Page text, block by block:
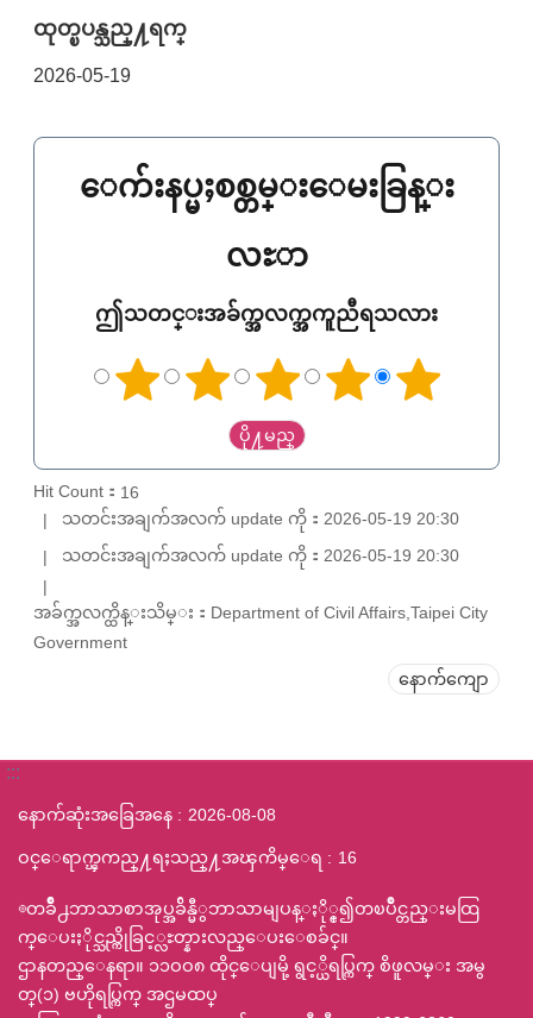
ထုတ္ၿပန္သည္႔ရက္
2026-05-19
ေက်းနပ္မႈစစ္တမ္းေမးခြန္း
လႊာ
ဤသတင္းအခ်က္အလက္အကူညီရသလား
Hit Count： 16
သတင်းအချက်အလက် update ကို：2026-05-19 20:30
သတင်းအချက်အလက် update ကို：2026-05-19 20:30
အခ်က္အလက္ထိန္းသိမ္း：Department of Civil Affairs,Taipei City
Government
နောက်ကျော
:::
နောက်ဆုံးအခြေအနေ 2026-08-08
ဝင္ေရာက္ၾကည္႔ရႈသည္႔အၾကိမ္ေရ 16
◎တခ်ဳိ႕ဘာသာစာအုပ္အခ်ိန္မီွဘာသာမျပန္ႏို္င္၍တၿပိဳင္တည္းမထြ
က္ေပးႏိုင္သည္ကိုခြင့္လႊတ္နားလည္ေပးေစခ်င္။
ဌာနတည္ေနရာ။ ၁၁ဝဝ၈ ထိုင္ေပျမို့ ရွင့္ယိရပ္ကြက္ စိဖူလမ္း အမွ
တ္(၁) ဗဟိုရပ္ကြက္ အဌမထပ္